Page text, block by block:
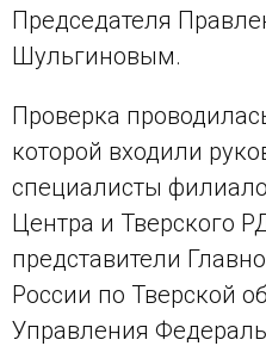
Председателя
Шульгиновым.
Проверка
которой входили
специалисты
Центра и Тверского
представители
России по Тверской
Управления